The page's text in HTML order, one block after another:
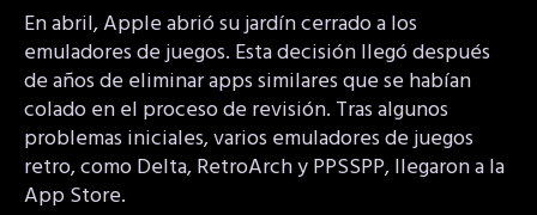
En abril, Apple abrió su jardín cerrado a los
emuladores de juegos. Esta decisión llegó después
de años de eliminar apps similares que se habían
colado en el proceso de revisión. Tras algunos
problemas iniciales, varios emuladores de juegos
retro, como Delta, RetroArch y PPSSPP, llegaron a la
App Store.